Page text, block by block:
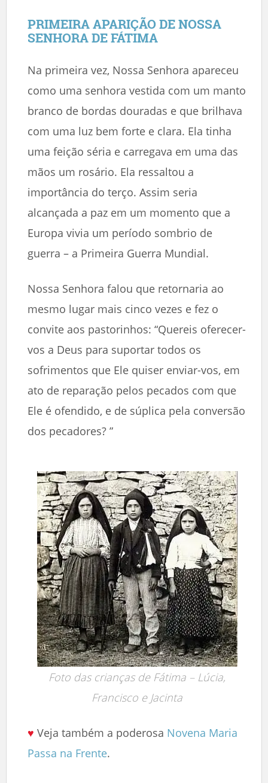
PRIMEIRA APARIÇÃO DE NOSSA
SENHORA DE FÁTIMA
Na primeira vez, Nossa Senhora apareceu
como uma senhora vestida com um manto
branco de bordas douradas e que brilhava
com uma luz bem forte e clara. Ela tinha
uma feição séria e carregava em uma das
mãos um rosário. Ela ressaltou a
importância do terço. Assim seria
alcançada a paz em um momento que a
Europa vivia um período sombrio de
guerra – a Primeira Guerra Mundial.
Nossa Senhora falou que retornaria ao
mesmo lugar mais cinco vezes e fez o
convite aos pastorinhos: “Quereis oferecer-
vos a Deus para suportar todos os
sofrimentos que Ele quiser enviar-vos, em
ato de reparação pelos pecados com que
Ele é ofendido, e de súplica pela conversão
dos pecadores? ”
Foto das crianças de Fátima – Lúcia,
Francisco e Jacinta
♥ Veja também a poderosa Novena Maria
Passa na Frente.